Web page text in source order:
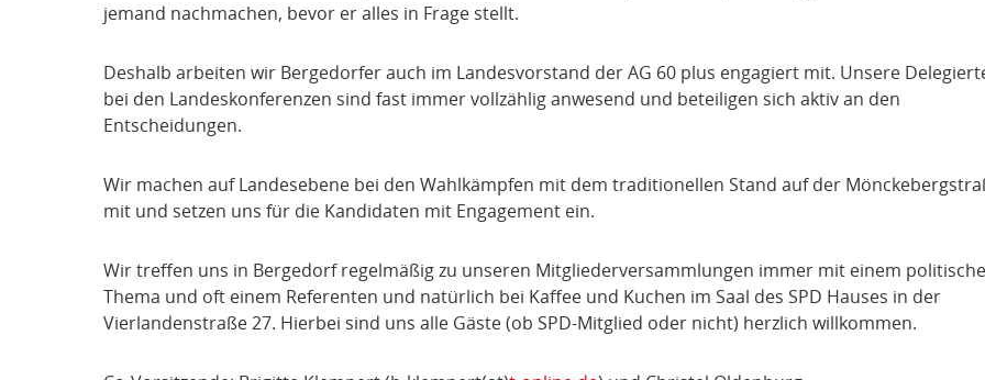
jemand nachmachen, bevor er alles in Frage stellt.
Deshalb arbeiten wir Bergedorfer auch im Landesvorstand der AG 60 plus engagiert mit. Unsere
bei den Landeskonferenzen sind fast immer vollzählig anwesend und beteiligen sich aktiv an den
Entscheidungen.
Wir machen auf Landesebene bei den Wahlkämpfen mit dem traditionellen Stand auf der
mit und setzen uns für die Kandidaten mit Engagement ein.
Wir treffen uns in Bergedorf regelmäßig zu unseren Mitgliederversammlungen immer mit einem
Thema und oft einem Referenten und natürlich bei Kaffee und Kuchen im Saal des SPD Hauses in der
Vierlandenstraße 27. Hierbei sind uns alle Gäste (ob SPD-Mitglied oder nicht) herzlich willkommen.